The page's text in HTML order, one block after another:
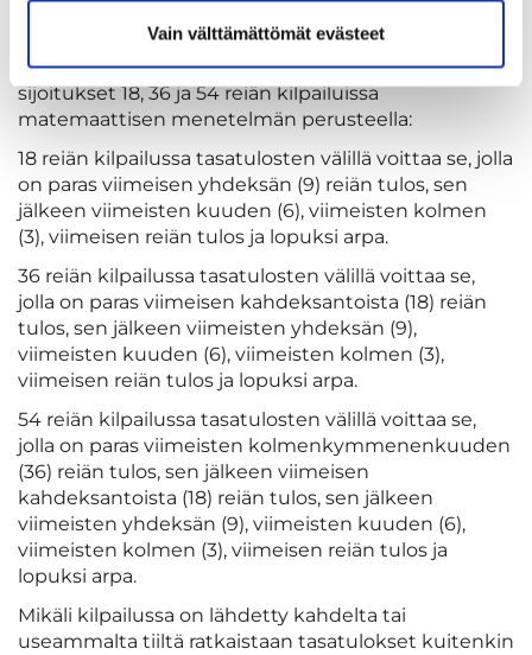
Vain välttämättömät evästeet
Tasoituksettomat (SCR) kilpailut
Saman tuloksen pelanneiden välillä ratkaistaan
sijoitukset 18, 36 ja 54 reiän kilpailuissa
matemaattisen menetelmän perusteella:
18 reiän kilpailussa tasatulosten välillä voittaa se, jolla
on paras viimeisen yhdeksän (9) reiän tulos, sen
jälkeen viimeisten kuuden (6), viimeisten kolmen
(3), viimeisen reiän tulos ja lopuksi arpa.
36 reiän kilpailussa tasatulosten välillä voittaa se,
jolla on paras viimeisen kahdeksantoista (18) reiän
tulos, sen jälkeen viimeisten yhdeksän (9),
viimeisten kuuden (6), viimeisten kolmen (3),
viimeisen reiän tulos ja lopuksi arpa.
54 reiän kilpailussa tasatulosten välillä voittaa se,
jolla on paras viimeisten kolmenkymmenenkuuden
(36) reiän tulos, sen jälkeen viimeisen
kahdeksantoista (18) reiän tulos, sen jälkeen
viimeisten yhdeksän (9), viimeisten kuuden (6),
viimeisten kolmen (3), viimeisen reiän tulos ja
lopuksi arpa.
Mikäli kilpailussa on lähdetty kahdelta tai
useammalta tiiltä ratkaistaan tasatulokset kuitenkin